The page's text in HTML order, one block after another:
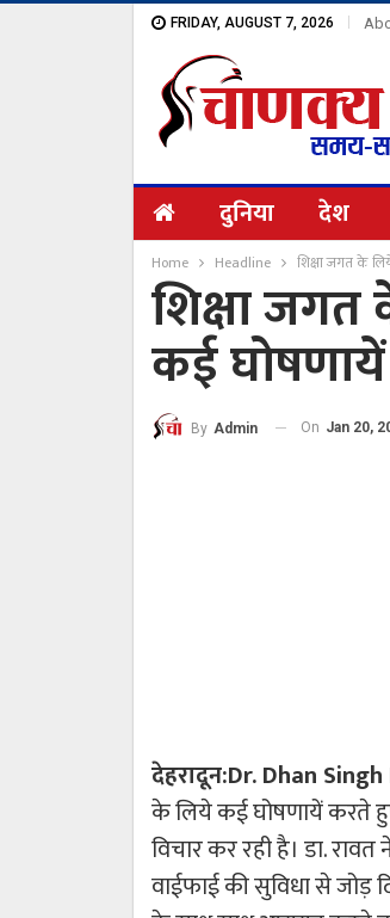
FRIDAY, AUGUST 7, 2026
दुनिया देश
Home Headline शिक्षा जगत के
शिक्षा जगत
कई घोषणायें
By Admin On Jan 20,
देहरादून:Dr. Dhan
के लिये कई घोषणायें करते
विचार कर रही है। डा.
वाईफाई की सुविधा से जोड़